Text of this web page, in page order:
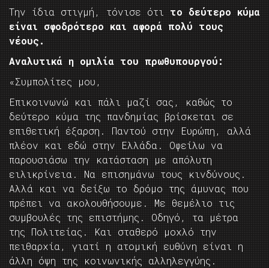
Την ίδια στιγμή, τόνισε ότι το δεύτερο κύμα
είναι σφοδρότερο και αφορά πολύ τους
νέους.
Αναλυτικά η ομιλία του πρωθυπουργού:
«Συμπολίτες μου,
Επικοινωνώ και πάλι μαζί σας, καθώς το
δεύτερο κύμα της πανδημίας βρίσκεται σε
επιθετική έξαρση. Παντού στην Ευρώπη, αλλά
πλέον και εδώ στην Ελλάδα. Οφείλω να
παρουσιάσω την κατάσταση με απόλυτη
ειλικρίνεια. Να επισημάνω τους κινδύνους.
Αλλά και να δείξω το δρόμο της άμυνας που
πρέπει να ακολουθήσουμε. Με θεμέλιο τις
συμβουλές της επιστήμης. Οδηγό, τα μέτρα
της Πολιτείας. Και σταθερό μοχλό την
πειθαρχία, γιατί η ατομική ευθύνη είναι η
άλλη όψη της κοινωνικής αλληλεγγύης.